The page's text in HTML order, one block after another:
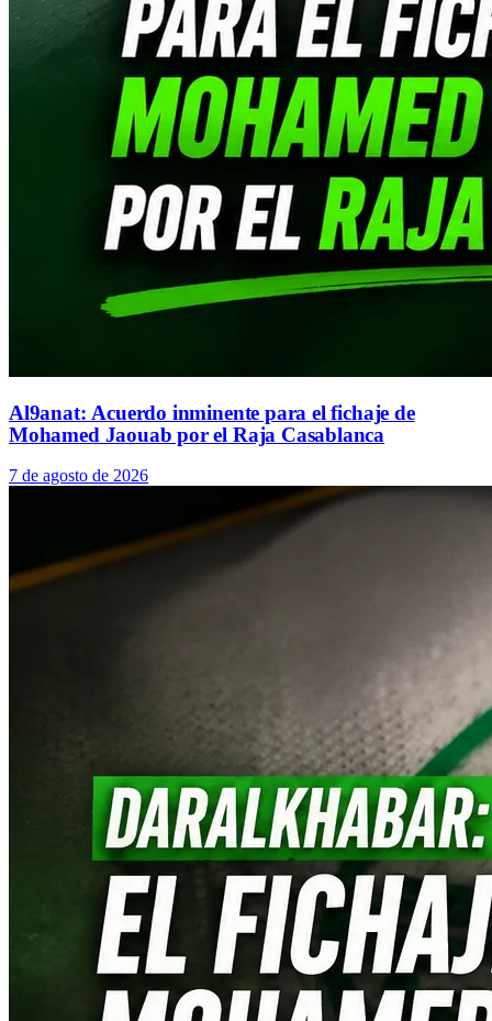
Al9anat: Acuerdo inminente para el fichaje de
Mohamed Jaouab por el Raja Casablanca
7 de agosto de 2026